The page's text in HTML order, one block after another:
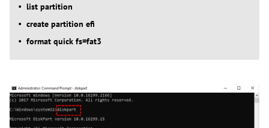
list partition
create partition efi
format quick fs=fat3